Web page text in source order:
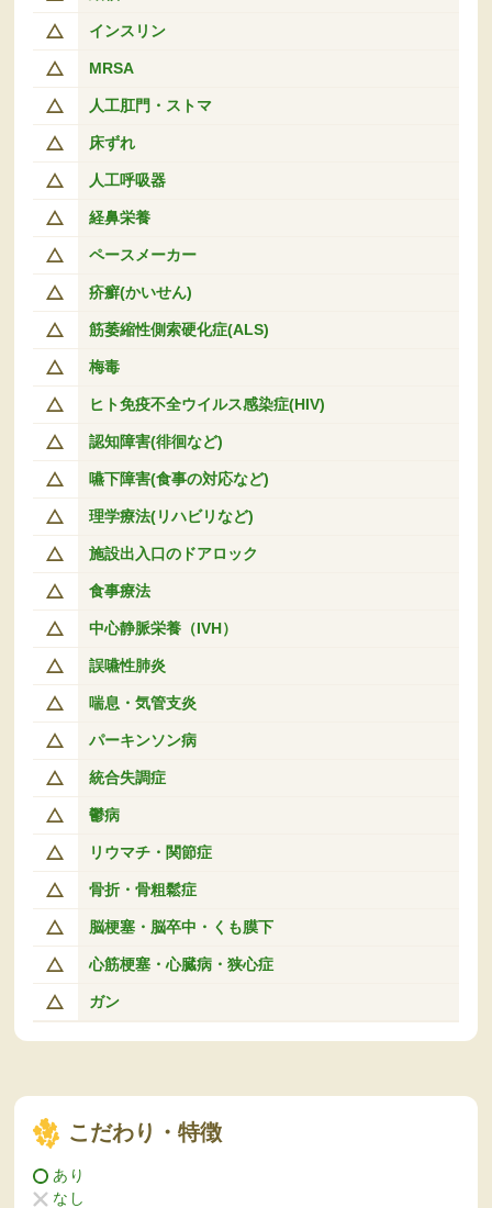
インスリン
MRSA
人工肛門・ストマ
床ずれ
人工呼吸器
経鼻栄養
ペースメーカー
疥癬(かいせん)
筋萎縮性側索硬化症(ALS)
梅毒
ヒト免疫不全ウイルス感染症(HIV)
認知障害(徘徊など)
嚥下障害(食事の対応など)
理学療法(リハビリなど)
施設出入口のドアロック
食事療法
中心静脈栄養（IVH）
誤嚥性肺炎
喘息・気管支炎
パーキンソン病
統合失調症
鬱病
リウマチ・関節症
骨折・骨粗鬆症
脳梗塞・脳卒中・くも膜下
心筋梗塞・心臓病・狭心症
ガン
こだわり・特徴
あり
なし